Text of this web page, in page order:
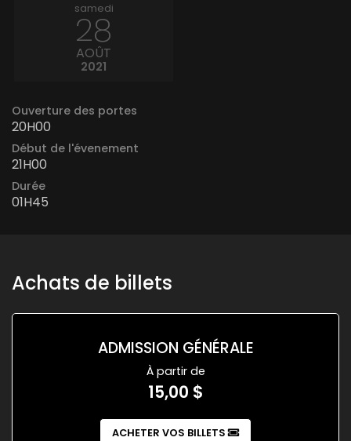
samedi
28
AOÛT
2021
Ouverture des portes
20H00
Début de l'évenement
21H00
Durée
01H45
Achats de billets
ADMISSION GÉNÉRALE
À partir de
15,00 $
ACHETER VOS BILLETS